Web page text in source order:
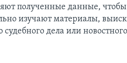
полученные данные, чтобы
изучают материалы,
дела или новостного